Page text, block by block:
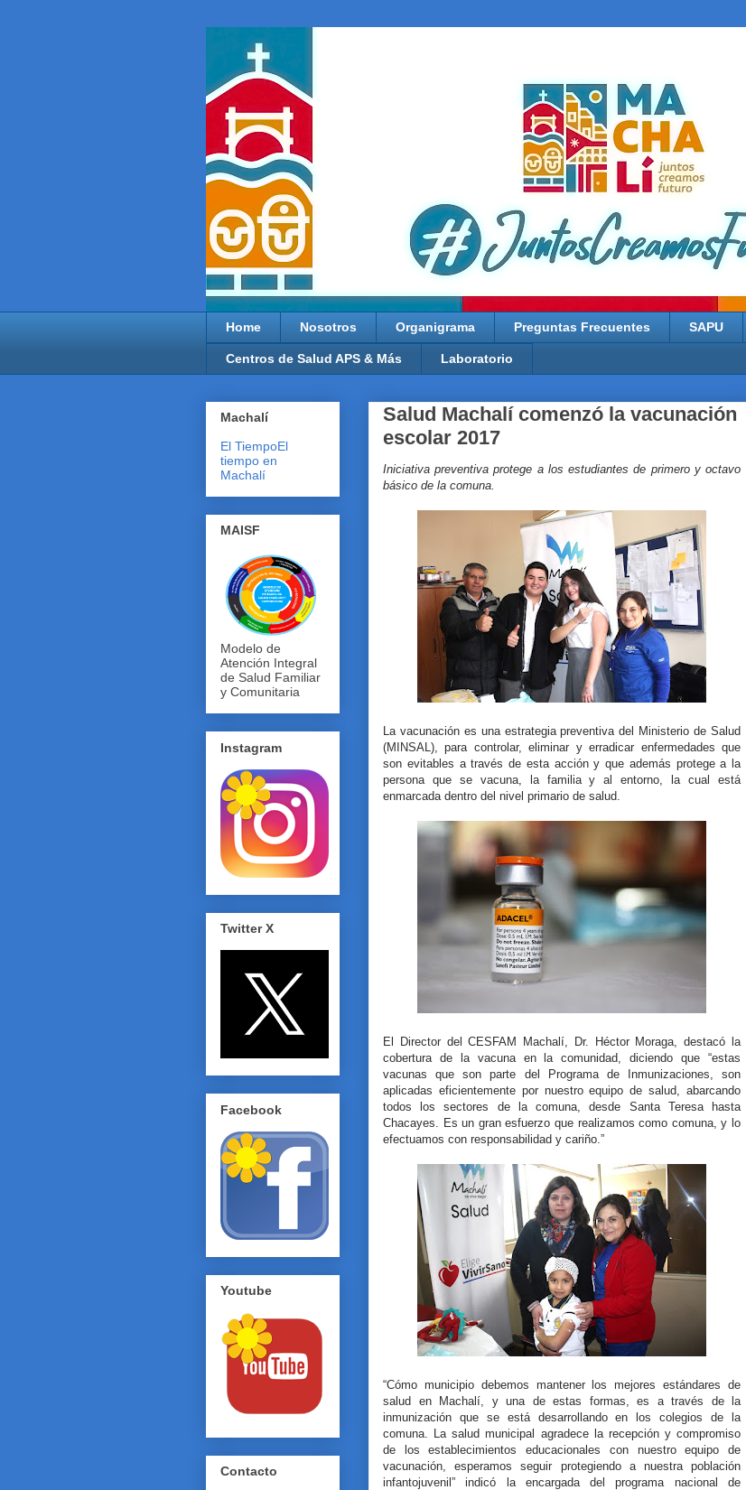
Home Nosotros Organigrama Preguntas Frecuentes SAPU
Centros de Salud APS & Más Laboratorio
Salud Machalí comenzó la vacunación
escolar 2017
Iniciativa preventiva protege a los estudiantes de primero y octavo
básico de la comuna.
La vacunación es una estrategia preventiva del Ministerio de Salud
(MINSAL), para controlar, eliminar y erradicar enfermedades que
son evitables a través de esta acción y que además protege a la
persona que se vacuna, la familia y al entorno, la cual está
enmarcada dentro del nivel primario de salud.
El Director del CESFAM Machalí, Dr. Héctor Moraga, destacó la
cobertura de la vacuna en la comunidad, diciendo que “estas
vacunas que son parte del Programa de Inmunizaciones, son
aplicadas eficientemente por nuestro equipo de salud, abarcando
todos los sectores de la comuna, desde Santa Teresa hasta
Chacayes. Es un gran esfuerzo que realizamos como comuna, y lo
efectuamos con responsabilidad y cariño.”
“Cómo municipio debemos mantener los mejores estándares de
salud en Machalí, y una de estas formas, es a través de la
inmunización que se está desarrollando en los colegios de la
comuna. La salud municipal agradece la recepción y compromiso
de los establecimientos educacionales con nuestro equipo de
vacunación, esperamos seguir protegiendo a nuestra población
infantojuvenil” indicó la encargada del programa nacional de
Machalí
El TiempoEl
tiempo en
Machalí
MAISF
Modelo de
Atención Integral
de Salud Familiar
y Comunitaria
Instagram
Twitter X
Facebook
Youtube
Contacto